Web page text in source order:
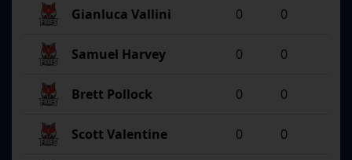
Gianluca Vallini 0 0
Samuel Harvey 0 0
Brett Pollock 0 0
Scott Valentine 0 0